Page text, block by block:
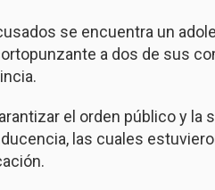
se encuentra un
a dos de sus
el orden público y la
las cuales